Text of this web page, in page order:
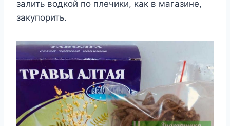
залить водкой по плечики, как в магазине,
закупорить.